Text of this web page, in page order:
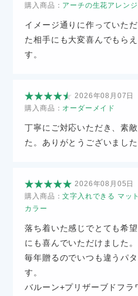
購入商品： アーチの生花アレン
イメージ通りに作っていた
た相手にも大変喜んでもら
す。
2026年08月07日
購入商品： オーダーメイド
丁寧にご対応いただき、素
た。ありがとうございました
2026年08月05日
購入商品：文字入れできる マッ
カラー
落ち着いた感じでとても希
にも喜んでいただけました。
毎年贈るのでいつも違うパ
す。
バルーン+プリザーブドフラ